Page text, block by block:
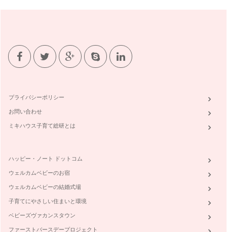
プライバシーポリシー
お問い合わせ
ミキハウス子育て総研とは
ハッピー・ノート ドットコム
ウェルカムベビーのお宿
ウェルカムベビーの結婚式場
子育てにやさしい住まいと環境
ベビーズヴァカンスタウン
ファーストバースデープロジェクト